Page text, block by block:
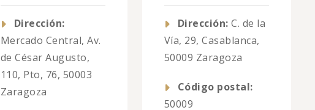
Dirección:
Mercado Central, Av.
de César Augusto,
110, Pto, 76, 50003
Zaragoza
Dirección: C. de la
Vía, 29, Casablanca,
50009 Zaragoza
Código postal:
50009